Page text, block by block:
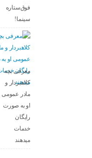
فوق‌ستاره
سینما!
معرفی بچه
کلاهبردار و
مادر عمومی
او به صورت
رایگان
خدمات
میدهند